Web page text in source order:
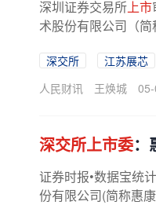
深圳证券交易所上市
术股份有限公司（
深交所 江苏展芯
人民财讯
王焕城
深交所上市委：
证券时报•数据宝统
份有限公司(简称惠